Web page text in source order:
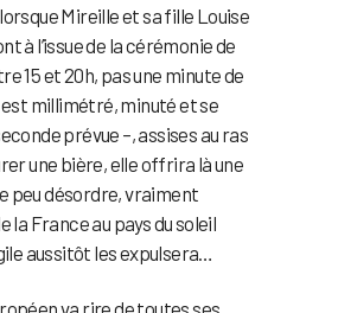
Mireille et sa fille Louise
à l’issue de la cérémonie de
15 et 20h, pas une minute de
millimétré, minuté et se
prévue –, assises au ras
une bière, elle offrira là une
peu désordre, vraiment
la France au pays du soleil
aussitôt les expulsera…
va rire de toutes ses